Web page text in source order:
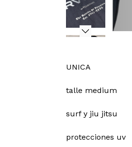
UNICA
talle medium
surf y jiu jitsu
protecciones uv